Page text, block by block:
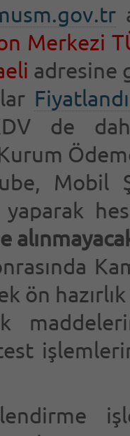
Merkezi
adresine
de
Mobil
ön